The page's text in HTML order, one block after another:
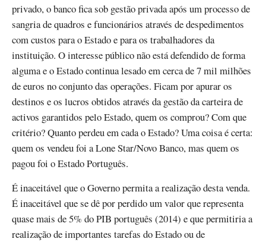
privado, o banco fica sob gestão privada após um processo de
sangria de quadros e funcionários através de despedimentos
com custos para o Estado e para os trabalhadores da
instituição. O interesse público não está defendido de forma
alguma e o Estado continua lesado em cerca de 7 mil milhões
de euros no conjunto das operações. Ficam por apurar os
destinos e os lucros obtidos através da gestão da carteira de
activos garantidos pelo Estado, quem os comprou? Com que
critério? Quanto perdeu em cada o Estado? Uma coisa é certa:
quem os vendeu foi a Lone Star/Novo Banco, mas quem os
pagou foi o Estado Português.
É inaceitável que o Governo permita a realização desta venda.
É inaceitável que se dê por perdido um valor que representa
quase mais de 5% do PIB português (2014) e que permitiria a
realização de importantes tarefas do Estado ou de